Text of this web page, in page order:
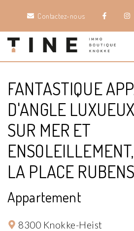
Contactez-nous
FANTASTIQUE
D'ANGLE
SUR MER ET
LA PLACE
Appartement
8300 Knokke-Heist